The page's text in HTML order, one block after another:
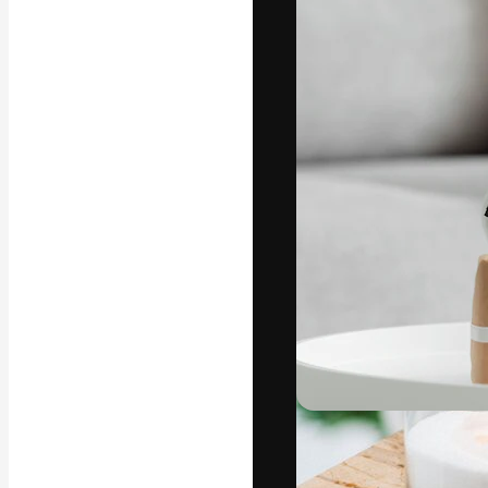
La plateforme
vos meilleurs
d’abonnés :
Copyright © 2010-